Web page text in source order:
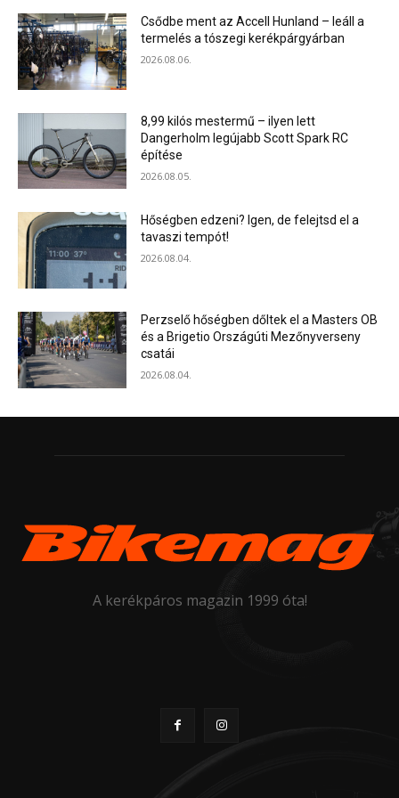
Csődbe ment az Accell Hunland – leáll a
termelés a tószegi kerékpárgyárban
2026.08.06.
8,99 kilós mestermű – ilyen lett
Dangerholm legújabb Scott Spark RC
építése
2026.08.05.
Hőségben edzeni? Igen, de felejtsd el a
tavaszi tempót!
2026.08.04.
Perzselő hőségben dőltek el a Masters OB
és a Brigetio Országúti Mezőnyverseny
csatái
2026.08.04.
A kerékpáros magazin 1999 óta!